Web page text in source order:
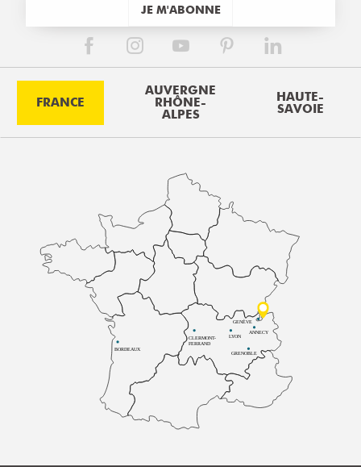
JE M'ABONNE
FRANCE
AUVERGNE
RHÔNE-
ALPES
HAUTE-
SAVOIE
BORDEAUX
CLERMONT-
FERRAND
LYON
ANNECY
GRENOBLE
GENÈVE